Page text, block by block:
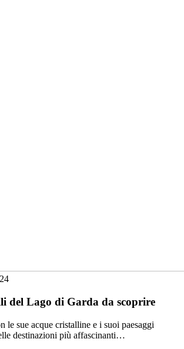
del Lago di Garda da scoprire
le sue acque cristalline e i suoi paesaggi
destinazioni più affascinanti…